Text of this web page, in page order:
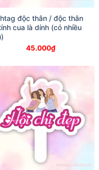
độc thân / độc thân
cua là dính (có nhiều
45.000₫